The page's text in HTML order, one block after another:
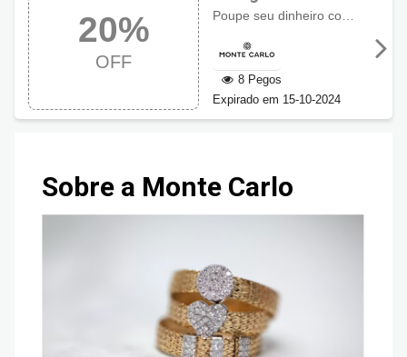
20%
OFF
promocional
20% OFF
8 Pegos
Expirado em 15-10-2024
Sobre a Monte Carlo